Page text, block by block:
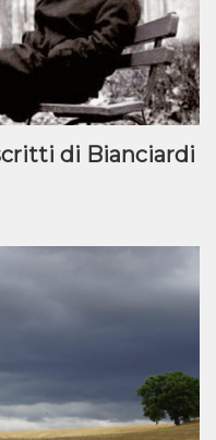
di Bianciardi